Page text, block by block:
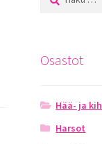
Osastot
Hää- ja
Harsot